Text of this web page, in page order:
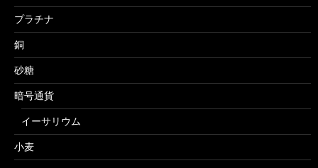
プラチナ
銅
砂糖
暗号通貨
イーサリウム
小麦